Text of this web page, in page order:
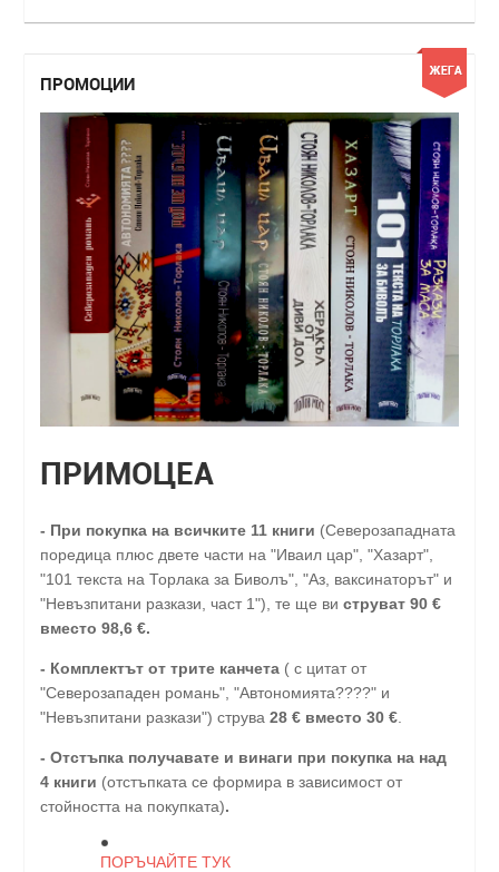
ПРОМОЦИИ
ПРИМОЦЕА
- При покупка на всичките 11 книги (Северозападната
поредица плюс двете части на "Иваил цар", "Хазарт",
"101 текста на Торлака за Биволъ", "Аз, ваксинаторът" и
"Невъзпитани разкази, част 1"), те ще ви струват 90 €
вместо 98,6 €.
- Комплектът от трите канчета ( с цитат от
"Северозападен романь", "Автономията????" и
"Невъзпитани разкази") струва 28 € вместо 30 €
- Отстъпка получавате и винаги при покупка на над
4 книги (отстъпката се формира в зависимост от
стойността на покупката).
ПОРЪЧАЙТЕ ТУК